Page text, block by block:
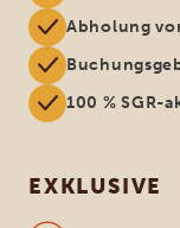
Abholung
100 % SGR-
EXKLUSIVE